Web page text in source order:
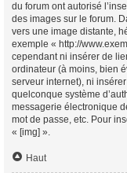
du forum ont autorisé
des images sur le forum.
vers une image distante,
exemple « http://
cependant ni insérer de
ordinateur (à moins, bien
serveur internet), ni
quelconque système
messagerie électronique
mot de passe, etc. Pour
« [img] ».
Haut